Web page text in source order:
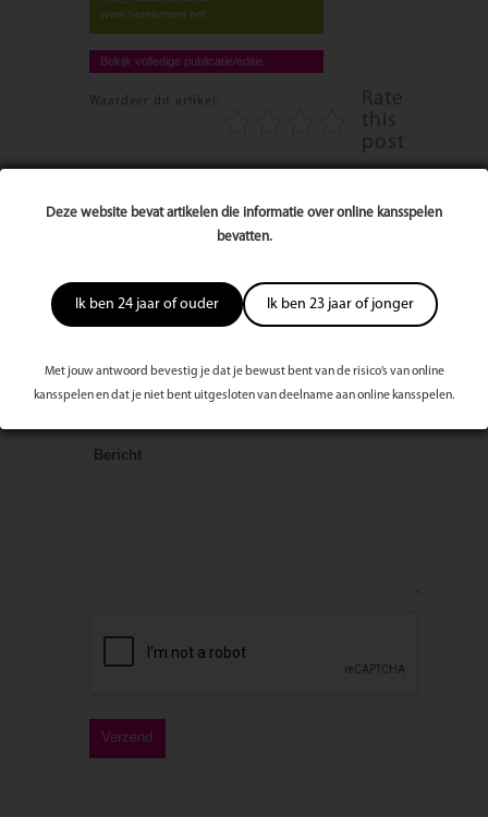
Deze website bevat artikelen die informatie over online kansspelen
bevatten.
Ik ben 24 jaar of ouder Ik ben 23 jaar of jonger
Met jouw antwoord bevestig je dat je bewust bent van de risico’s van online
kansspelen en dat je niet bent uitgesloten van deelname aan online kansspelen.
www.hetelement.net
Bekijk volledige publicatie/editie
Waardeer dit artikel:
Rate
this
post
Reageer op dit artikel
Naam
E-mailadres
Bericht